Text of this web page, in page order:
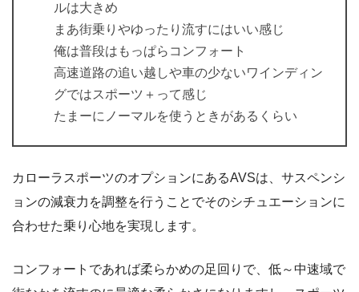
ルは大きめ
まあ街乗りやゆったり流すにはいい感じ
俺は普段はもっぱらコンフォート
高速道路の追い越しや車の少ないワインディン
グではスポーツ＋って感じ
たまーにノーマルを使うときがあるくらい
カローラスポーツのオプションにあるAVSは、サスペンシ
ョンの減衰力を調整を行うことでそのシチュエーションに
合わせた乗り心地を実現します。
コンフォートであれば柔らかめの足回りで、低～中速域で